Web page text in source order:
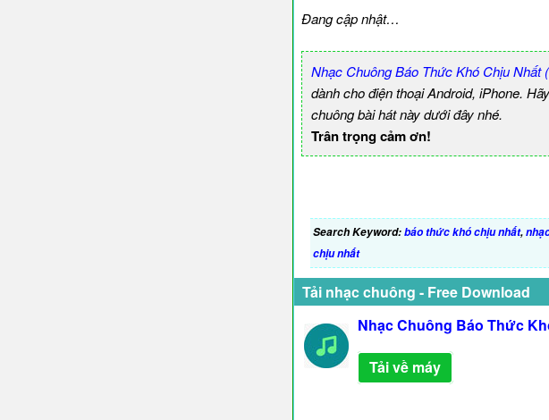
Đang cập nhật…
Nhạc Chuông Báo Thức Khó Chịu Nhất
dành cho điện thoại Android, iPhone.
chuông bài hát này dưới đây nhé.
Trân trọng cảm ơn!
Search Keyword:báo thức khó chịu nhất,
chịu nhất
Tải nhạc chuông - Free Download
Nhạc Chuông Báo Thức
Tải về máy